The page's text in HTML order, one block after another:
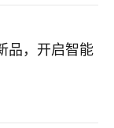
品，开启智能